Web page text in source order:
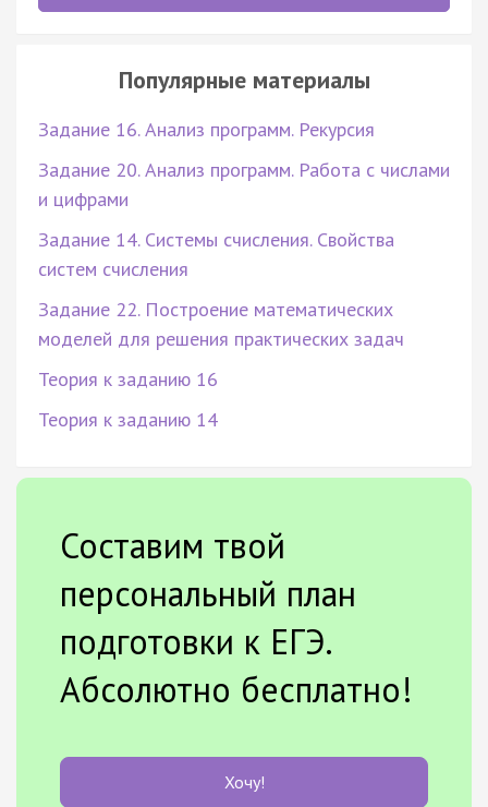
Популярные материалы
Задание 16. Анализ программ. Рекурсия
Задание 20. Анализ программ. Работа с числами
и цифрами
Задание 14. Системы счисления. Свойства
систем счисления
Задание 22. Построение математических
моделей для решения практических задач
Теория к заданию 16
Теория к заданию 14
Составим твой
персональный план
подготовки к ЕГЭ.
Абсолютно бесплатно!
Хочу!